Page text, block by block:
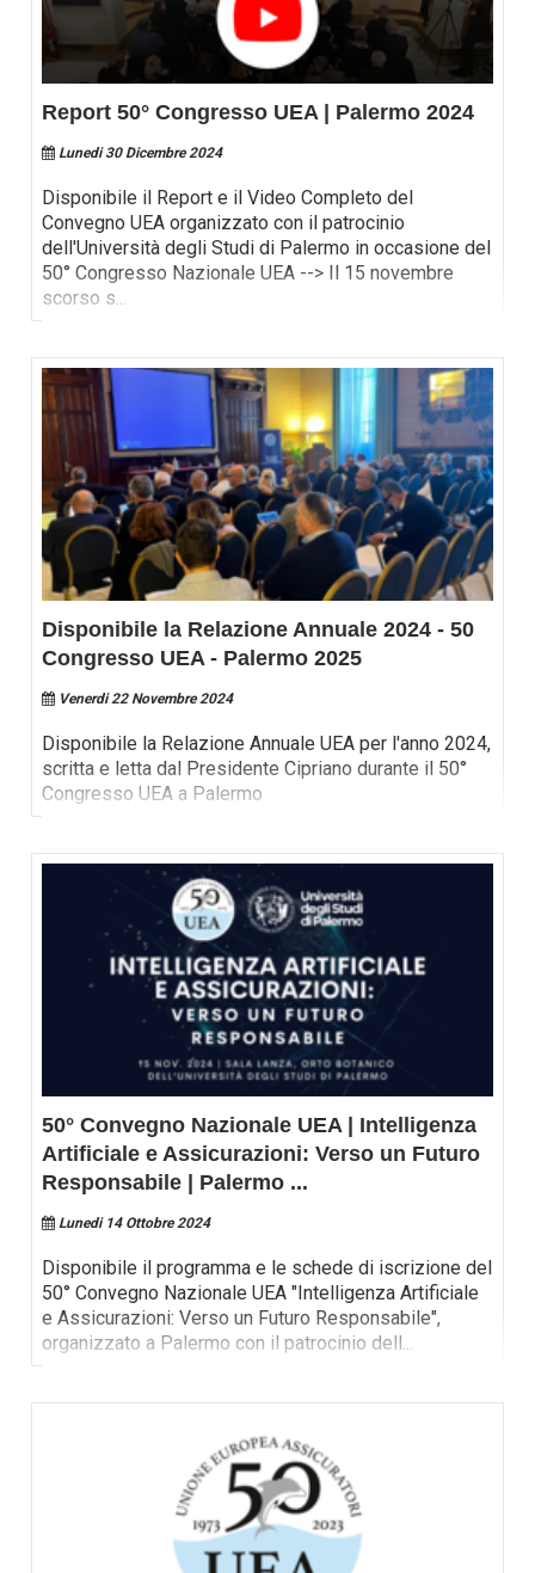
Report 50° Congresso UEA | Palermo 2024
Lunedi 30 Dicembre 2024
Disponibile il Report e il Video Completo del
Convegno UEA organizzato con il patrocinio
dell'Università degli Studi di Palermo in occasione del
50° Congresso Nazionale UEA --> Il 15 novembre
scorso s...
Disponibile la Relazione Annuale 2024 - 50
Congresso UEA - Palermo 2025
Venerdi 22 Novembre 2024
Disponibile la Relazione Annuale UEA per l'anno 2024,
scritta e letta dal Presidente Cipriano durante il 50°
Congresso UEA a Palermo
50° Convegno Nazionale UEA | Intelligenza
Artificiale e Assicurazioni: Verso un Futuro
Responsabile | Palermo ...
Lunedi 14 Ottobre 2024
Disponibile il programma e le schede di iscrizione del
50° Convegno Nazionale UEA "Intelligenza Artificiale
e Assicurazioni: Verso un Futuro Responsabile",
organizzato a Palermo con il patrocinio dell...